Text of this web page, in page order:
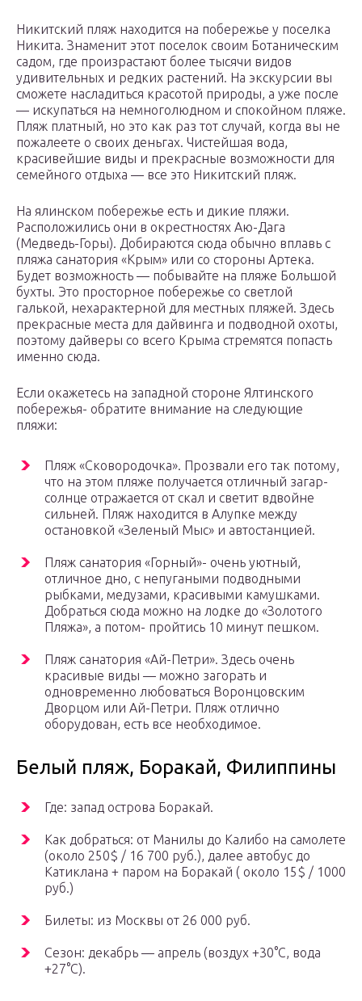
Никитский пляж находится на побережье у поселка
Никита. Знаменит этот поселок своим Ботаническим
садом, где произрастают более тысячи видов
удивительных и редких растений. На экскурсии вы
сможете насладиться красотой природы, а уже после
— искупаться на немноголюдном и спокойном пляже.
Пляж платный, но это как раз тот случай, когда вы не
пожалеете о своих деньгах. Чистейшая вода,
красивейшие виды и прекрасные возможности для
семейного отдыха — все это Никитский пляж.
На ялинском побережье есть и дикие пляжи.
Расположились они в окрестностях Аю-Дага
(Медведь-Горы). Добираются сюда обычно вплавь с
пляжа санатория «Крым» или со стороны Артека.
Будет возможность — побывайте на пляже Большой
бухты. Это просторное побережье со светлой
галькой, нехарактерной для местных пляжей. Здесь
прекрасные места для дайвинга и подводной охоты,
поэтому дайверы со всего Крыма стремятся попасть
именно сюда.
Если окажетесь на западной стороне Ялтинского
побережья- обратите внимание на следующие
пляжи:
Пляж «Сковородочка». Прозвали его так потому,
что на этом пляже получается отличный загар-
солнце отражается от скал и светит вдвойне
сильней. Пляж находится в Алупке между
остановкой «Зеленый Мыс» и автостанцией.
Пляж санатория «Горный»- очень уютный,
отличное дно, с непугаными подводными
рыбками, медузами, красивыми камушками.
Добраться сюда можно на лодке до «Золотого
Пляжа», а потом- пройтись 10 минут пешком.
Пляж санатория «Ай-Петри». Здесь очень
красивые виды — можно загорать и
одновременно любоваться Воронцовским
Дворцом или Ай-Петри. Пляж отлично
оборудован, есть все необходимое.
Белый пляж, Боракай, Филиппины
Где: запад острова Боракай.
Как добраться: от Манилы до Калибо на самолете
(около 250$ / 16 700 руб.), далее автобус до
Катиклана + паром на Боракай ( около 15$ / 1000
руб.)
Билеты: из Москвы от 26 000 руб.
Сезон: декабрь — апрель (воздух +30°C, вода
+27°C).